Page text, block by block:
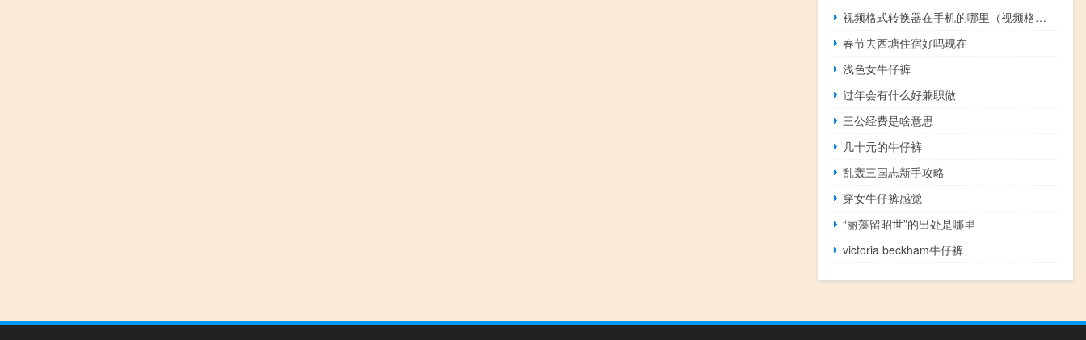
视频格式转换器在手机的哪里（视频格式转换器怎么用）
春节去西塘住宿好吗现在
浅色女牛仔裤
过年会有什么好兼职做
三公经费是啥意思
几十元的牛仔裤
乱轰三国志新手攻略
穿女牛仔裤感觉
“丽藻留昭世”的出处是哪里
victoria beckham牛仔裤